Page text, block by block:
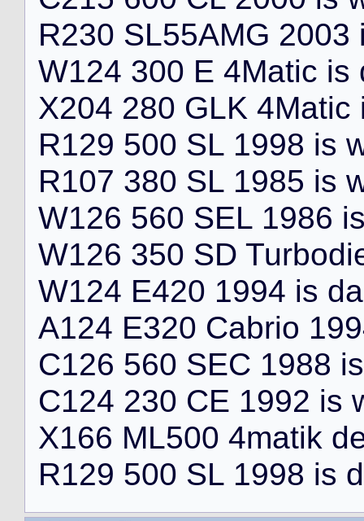
R230 SL55AMG 2003
W124 300 E 4Matic is
X204 280 GLK 4Matic
R129 500 SL 1998 is
R107 380 SL 1985 is
W126 560 SEL 1986 i
W126 350 SD Turbodi
W124 E420 1994 is da
A124 E320 Cabrio 199
C126 560 SEC 1988 is
C124 230 CE 1992 is
X166 ML500 4matik d
R129 500 SL 1998 is d